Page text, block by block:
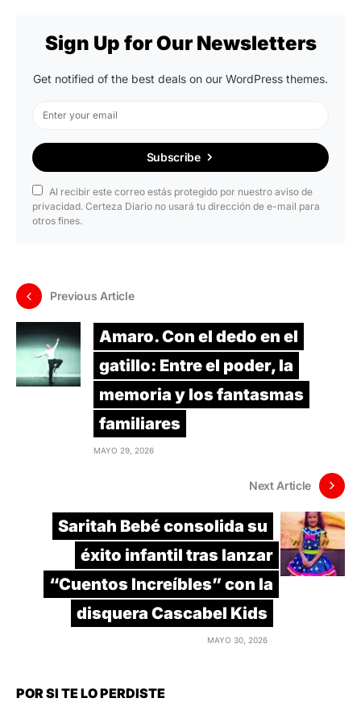
Sign Up for Our Newsletters
Get notified of the best deals on our WordPress themes.
Subscribe
Al recibir este correo estás protegido por nuestro aviso de
privacidad. Certeza Diario no usará tu dirección de e-mail para
otros fines.
Previous Article
Amaro. Con el dedo en el
gatillo: Entre el poder, la
memoria y los fantasmas
familiares
MAYO 29, 2026
Next Article
Saritah Bebé consolida su
éxito infantil tras lanzar
“Cuentos Increíbles” con la
disquera Cascabel Kids
MAYO 30, 2026
POR SI TE LO PERDISTE